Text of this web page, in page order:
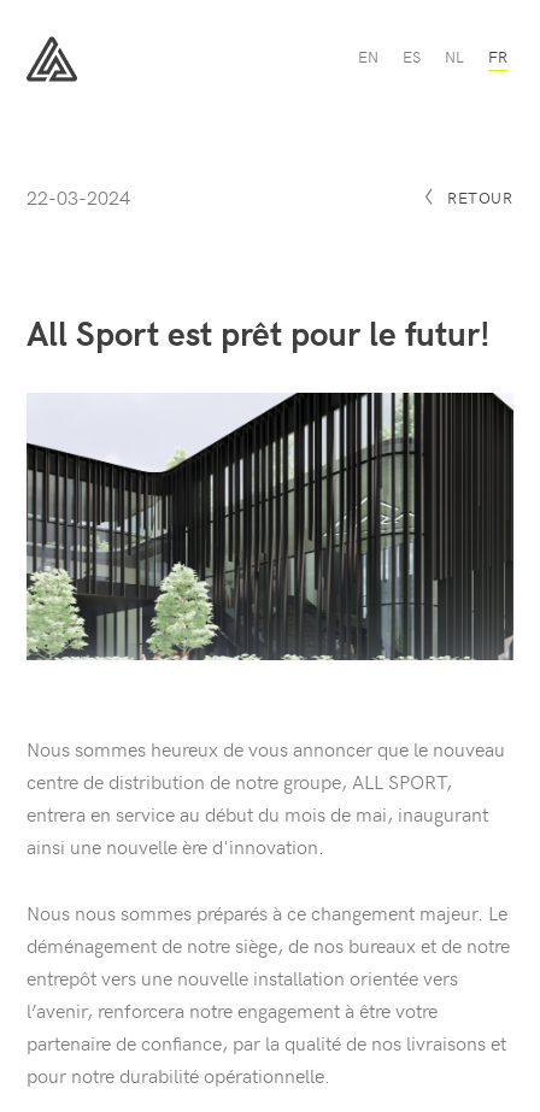
Sport
All
FR
EN ES NL
22-03-2024 RETOUR
All Sport est prêt pour le futur!
Nous sommes heureux de vous annoncer que le nouveau
centre de distribution de notre groupe, ALL SPORT,
entrera en service au début du mois de mai, inaugurant
ainsi une nouvelle ère d'innovation.
Nous nous sommes préparés à ce changement majeur. Le
déménagement de notre siège, de nos bureaux et de notre
entrepôt vers une nouvelle installation orientée vers
l’avenir, renforcera notre engagement à être votre
partenaire de confiance, par la qualité de nos livraisons et
pour notre durabilité opérationnelle.